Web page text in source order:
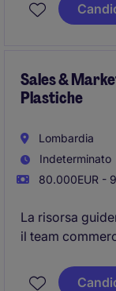
Sales &
Plastiche
Lombardia
Indeterminato
80.000EUR -
La risorsa
il team